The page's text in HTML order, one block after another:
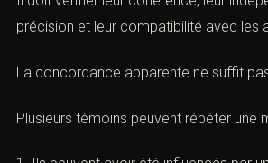
Le tribunal doit apprécier les preuves
ensemble.
Il doit vérifier leur cohérence, leur
La concordance apparente ne suffit